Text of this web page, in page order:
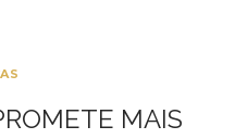
MAIS